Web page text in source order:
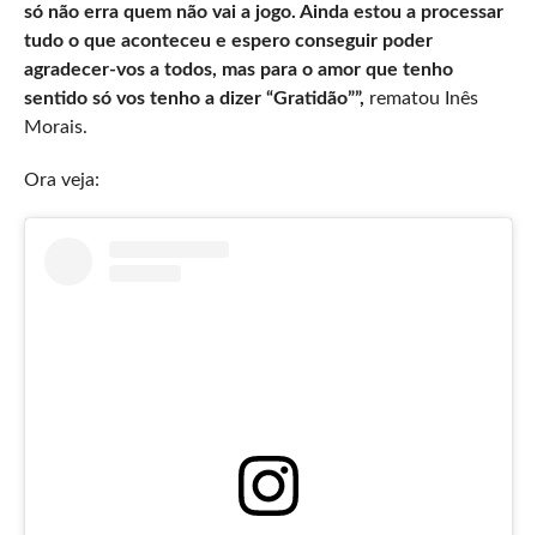
só não erra quem não vai a jogo. Ainda estou a processar
tudo o que aconteceu e espero conseguir poder
agradecer-vos a todos, mas para o amor que tenho
sentido só vos tenho a dizer “Gratidão””, rematou Inês
Morais.
Ora veja: